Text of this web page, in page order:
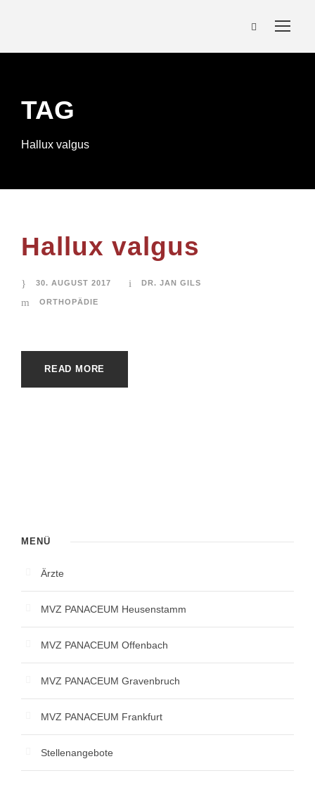
TAG
Hallux valgus
Hallux valgus
30. AUGUST 2017 DR. JAN GILS
ORTHOPÄDIE
READ MORE
MENÜ
Ärzte
MVZ PANACEUM Heusenstamm
MVZ PANACEUM Offenbach
MVZ PANACEUM Gravenbruch
MVZ PANACEUM Frankfurt
Stellenangebote